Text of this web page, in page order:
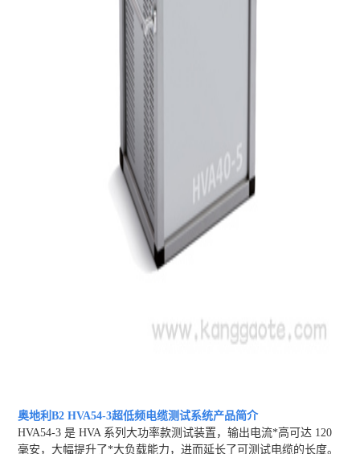
奥地利B2 HVA54-3超低频电缆测试系统产品简介
HVA54-3 是 HVA 系列大功率款测试装置，输出电流*高可达 120
毫安，大幅提升了*大负载能力，进而延长了可测试电缆的长度。